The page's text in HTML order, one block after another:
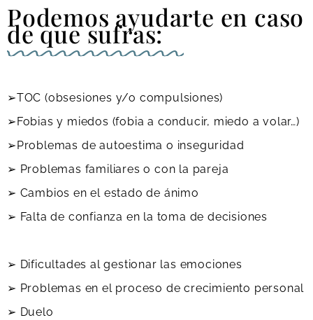
Podemos ayudarte en caso
de que sufras:
➢TOC (obsesiones y/o compulsiones)
➢Fobias y miedos (fobia a conducir, miedo a volar…)
➢Problemas de autoestima o inseguridad
➢ Problemas familiares o con la pareja
➢ Cambios en el estado de ánimo
➢ Falta de confianza en la toma de decisiones
➢ Dificultades al gestionar las emociones
➢ Problemas en el proceso de crecimiento personal
➢ Duelo